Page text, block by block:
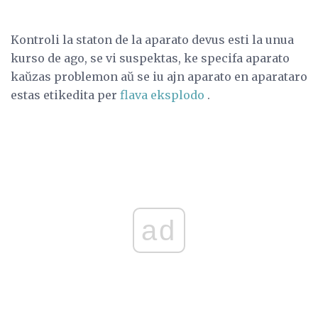
Kontroli la staton de la aparato devus esti la unua
kurso de ago, se vi suspektas, ke specifa aparato
kaŭzas problemon aŭ se iu ajn aparato en aparataro
estas etikedita per flava eksplodo .
ad